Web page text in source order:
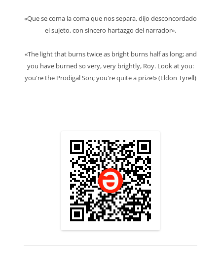
«Que se coma la coma que nos separa, dijo desconcordado
el sujeto, con sincero hartazgo del narrador».
«The light that burns twice as bright burns half as long; and
you have burned so very, very brightly, Roy. Look at you:
you're the Prodigal Son; you're quite a prize!» (Eldon Tyrell)